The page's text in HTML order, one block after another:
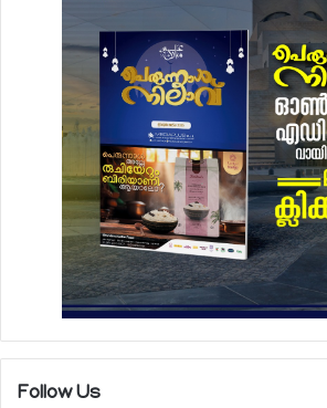
Follow Us